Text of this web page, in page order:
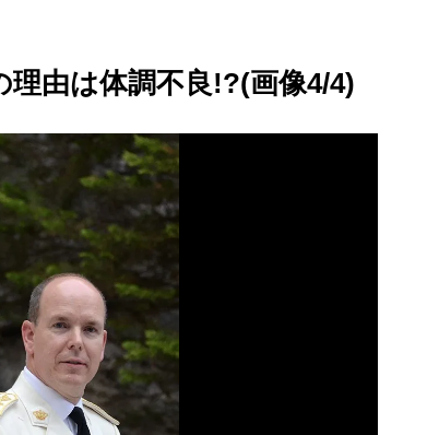
由は体調不良!?(画像4/4)